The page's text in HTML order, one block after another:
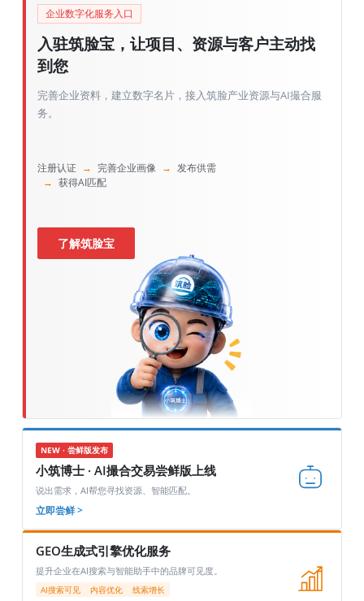
企业数字化服务入口
入驻筑脸宝，让项目、资源与客户主动找
到您
完善企业资料，建立数字名片，接入筑脸产业资源与AI撮合服
务。
注册认证 → 完善企业画像 → 发布供需
→ 获得AI匹配
了解筑脸宝
NEW · 尝鲜版发布
小筑博士 · AI撮合交易尝鲜版上线
说出需求，AI帮您寻找资源、智能匹配。
立即尝鲜 >
GEO生成式引擎优化服务
提升企业在AI搜索与智能助手中的品牌可见度。
AI搜索可见 内容优化 线索增长